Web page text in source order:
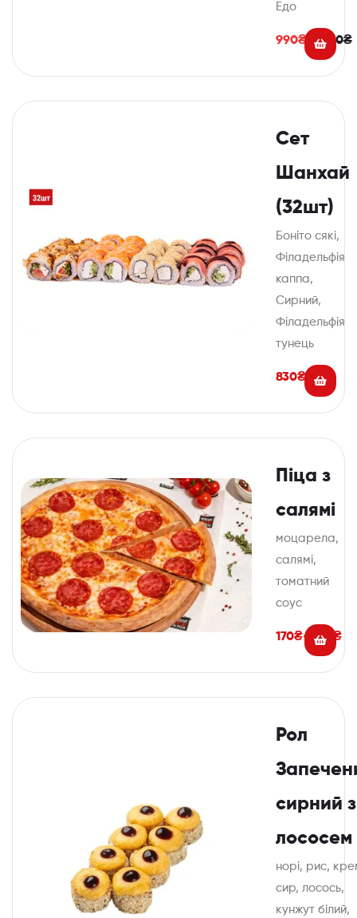
Едо
1,120₴
990₴
Сет
Шанхай
(32шт)
Боніто сякі,
Філадельфія
каппа,
Сирний,
Філадельфія
тунець
830₴
Піца з
салямі
моцарела,
салямі,
томатний
соус
170₴– 230 ₴
Рол
сирний з
лососем
норі, рис,
сир, лосось,
кунжут білий,